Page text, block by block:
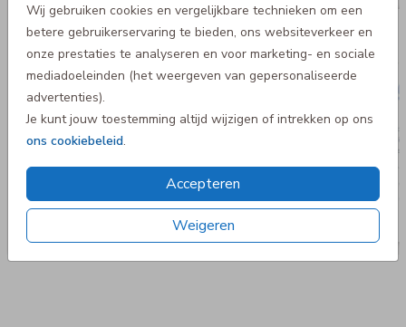
Wij gebruiken cookies en vergelijkbare technieken om een
betere gebruikerservaring te bieden, ons websiteverkeer en
onze prestaties te analyseren en voor marketing- en sociale
mediadoeleinden (het weergeven van gepersonaliseerde
advertenties).
Je kunt jouw toestemming altijd wijzigen of intrekken op ons
ons cookiebeleid.
Accepteren
Weigeren